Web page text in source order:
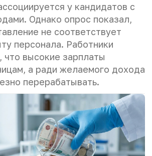
у кандидатов с
Однако опрос показал,
не соответствует
персонала. Работники
что высокие зарплаты
а ради желаемого дохода
перерабатывать.